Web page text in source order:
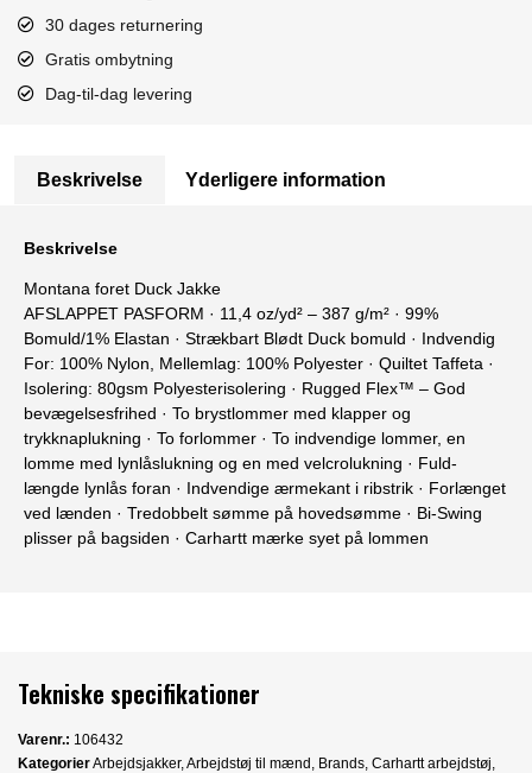
30 dages returnering
Gratis ombytning
Dag-til-dag levering
Beskrivelse Yderligere information
Beskrivelse
Montana foret Duck Jakke
AFSLAPPET PASFORM · 11,4 oz/yd² – 387 g/m² · 99%
Bomuld/1% Elastan · Strækbart Blødt Duck bomuld · Indvendig
For: 100% Nylon, Mellemlag: 100% Polyester · Quiltet Taffeta ·
Isolering: 80gsm Polyesterisolering · Rugged Flex™ – God
bevægelsesfrihed · To brystlommer med klapper og
trykknaplukning · To forlommer · To indvendige lommer, en
lomme med lynlåslukning og en med velcrolukning · Fuld-
længde lynlås foran · Indvendige ærmekant i ribstrik · Forlænget
ved lænden · Tredobbelt sømme på hovedsømme · Bi-Swing
plisser på bagsiden · Carhartt mærke syet på lommen
Tekniske specifikationer
Varenr.: 106432
KategorierArbejdsjakker, Arbejdstøj til mænd Brands Carhartt arbejdstøj